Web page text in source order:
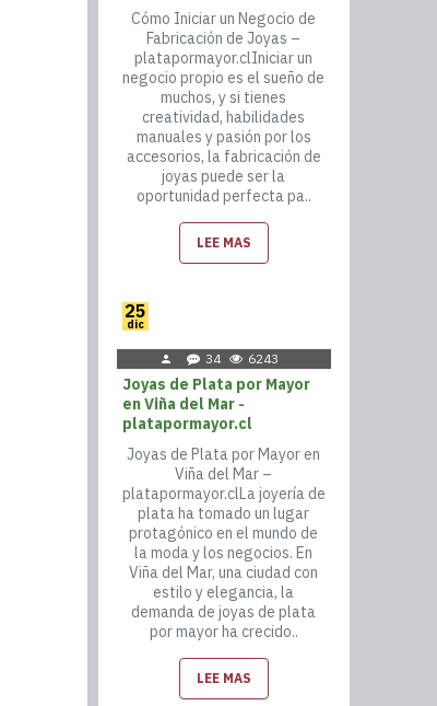
Cómo Iniciar un Negocio de
Fabricación de Joyas –
platapormayor.clIniciar un
negocio propio es el sueño de
muchos, y si tienes
creatividad, habilidades
manuales y pasión por los
accesorios, la fabricación de
joyas puede ser la
oportunidad perfecta pa..
LEE MAS
25
dic
34 6243
Joyas de Plata por Mayor
en Viña del Mar -
platapormayor.cl
Joyas de Plata por Mayor en
Viña del Mar –
platapormayor.clLa joyería de
plata ha tomado un lugar
protagónico en el mundo de
la moda y los negocios. En
Viña del Mar, una ciudad con
estilo y elegancia, la
demanda de joyas de plata
por mayor ha crecido..
LEE MAS